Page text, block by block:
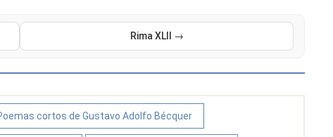
Rima XLII →
cortos de Gustavo Adolfo Bécquer